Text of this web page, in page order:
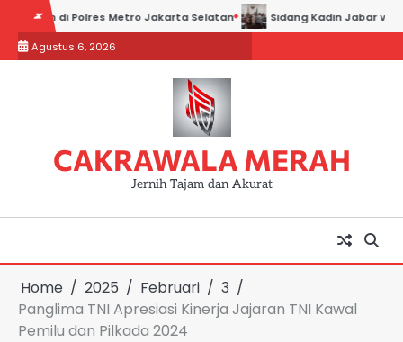
content
di Polres Metro Jakarta Selatan Sidang Kadin Jabar vs Kadin
Agustus 6, 2026
CAKRAWALA MERAH
Jernih Tajam dan Akurat
Home 2025 Februari
3
Panglima TNI Apresiasi Kinerja Jajaran TNI Kawal
Pemilu dan Pilkada 2024